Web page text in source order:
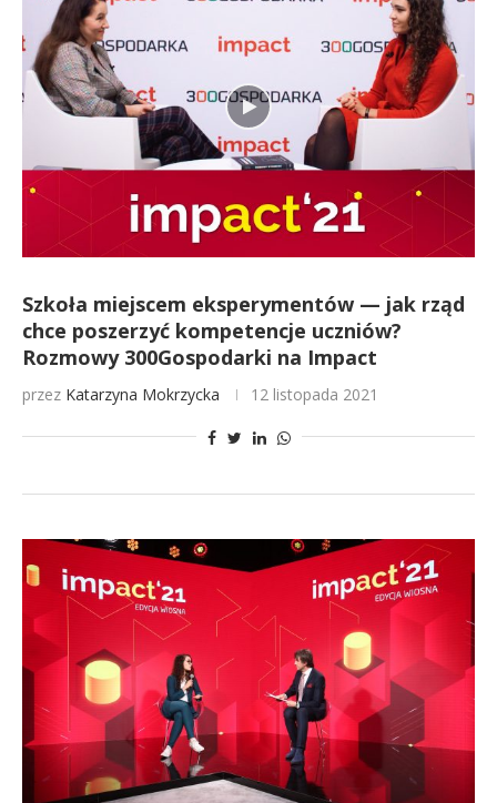
Szkoła miejscem eksperymentów — jak rząd
chce poszerzyć kompetencje uczniów?
Rozmowy 300Gospodarki na Impact
przez Katarzyna Mokrzycka 12 listopada 2021